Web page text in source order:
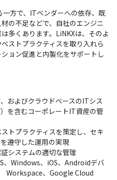
一方で、ITベンダーへの依存、既
の不足などで、自社のエンジニ
多くあります。LiNKXは、そのよ
ストプラクティスを取り入れら
ョン促進と内製化をサポートし
およびクラウドベースのITシス
を含むコーポレートIT資産の管
トプラクティスを策定し、セキ
遵守した運⽤の実現
システムの適切な管理
、Windows、iOS、Androidデバ
Workspace、Google Cloud